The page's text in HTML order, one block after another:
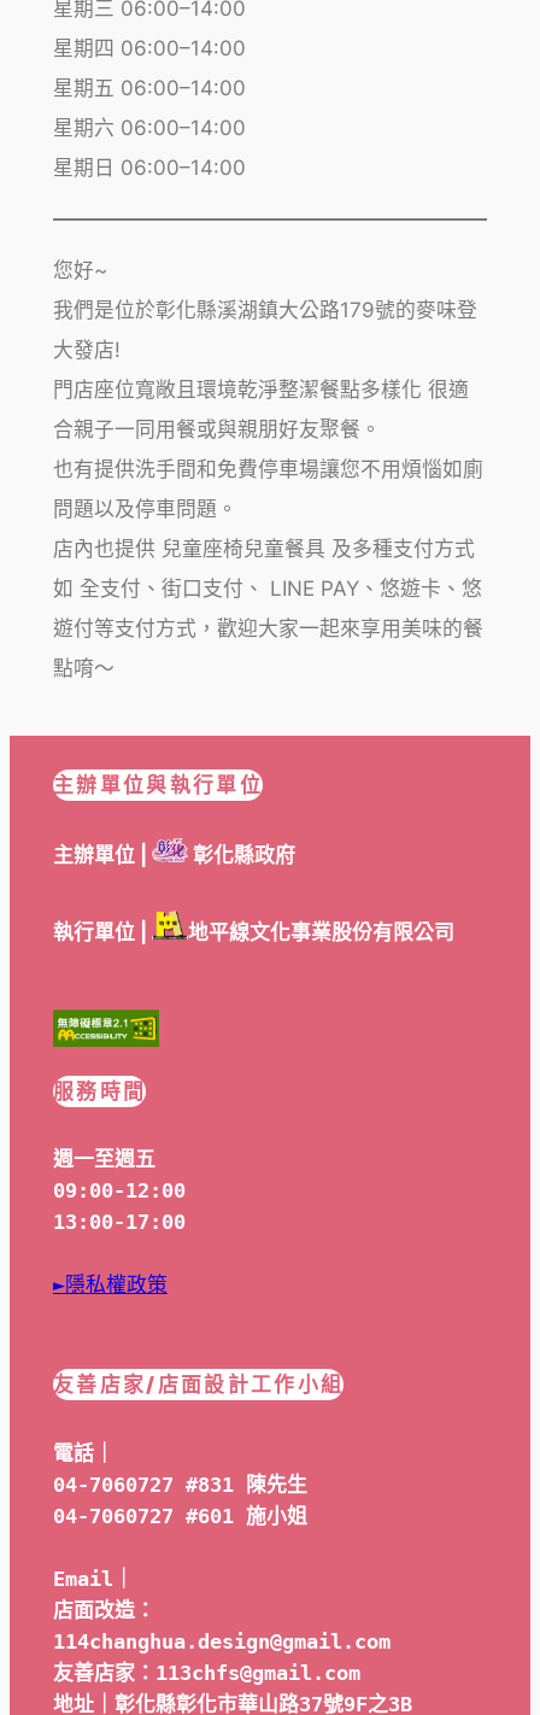
星期三 06:00–14:00
星期四 06:00–14:00
星期五 06:00–14:00
星期六 06:00–14:00
星期日 06:00–14:00
您好~
我們是位於彰化縣溪湖鎮大公路179號的麥味登
大發店!
門店座位寬敞且環境乾淨整潔餐點多樣化 很適
合親子一同用餐或與親朋好友聚餐。
也有提供洗手間和免費停車場讓您不用煩惱如廁
問題以及停車問題。
店內也提供 兒童座椅兒童餐具 及多種支付方式
如 全支付、街口支付、 LINE PAY、悠遊卡、悠
遊付等支付方式，歡迎大家一起來享用美味的餐
點唷～
主辦單位與執行單位
主辦單位 | 彰化縣政府
執行單位 | 地平線文化事業股份有限公司
服務時間
週一至週五
09:00-12:00
13:00-17:00
►隱私權政策
友善店家/店面設計工作小組
電話｜
04-7060727 #831 陳先生
04-7060727 #601 施小姐
Email｜
店面改造：
114changhua.design@gmail.com
友善店家：113chfs@gmail.com
地址｜彰化縣彰化市華山路37號9F之3B